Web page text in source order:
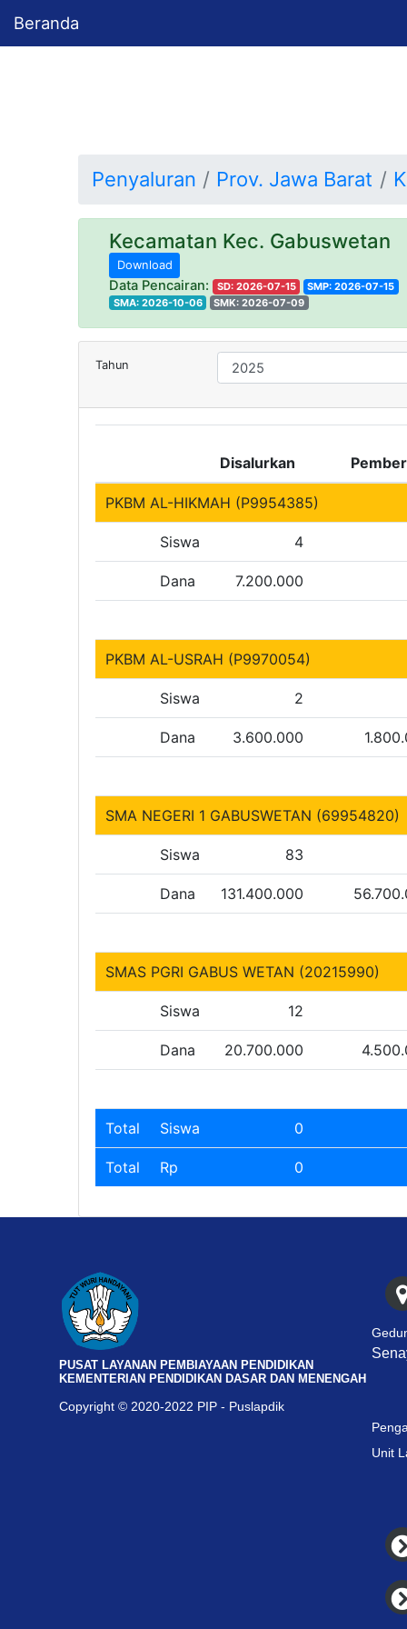
Beranda
Penyaluran Prov. Jawa Barat
Kecamatan Kec. Gabuswetan
Download
Data Pencairan: SD: 2026-07-15
SMP: 2026-07-15
SMA: 2026-10-06
SMK: 2026-07-09
Tahun
Disalurkan
PKBM AL-HIKMAH (P9954385)
Siswa 4
Dana 7.200.000
PKBM AL-USRAH (P9970054)
Siswa 2
Dana 3.600.000
SMA NEGERI 1 GABUSWETAN (69954820)
Siswa 83
Dana 131.400.000
SMAS PGRI GABUS WETAN (20215990)
Siswa 12
Dana 20.700.000
Total Siswa 0
Total Rp 0
PUSAT LAYANAN PEMBIAYAAN PENDIDIKAN
KEMENTERIAN PENDIDIKAN DASAR DAN MENENGAH
Copyright © 2020-2022 PIP - Puslapdik
Unit